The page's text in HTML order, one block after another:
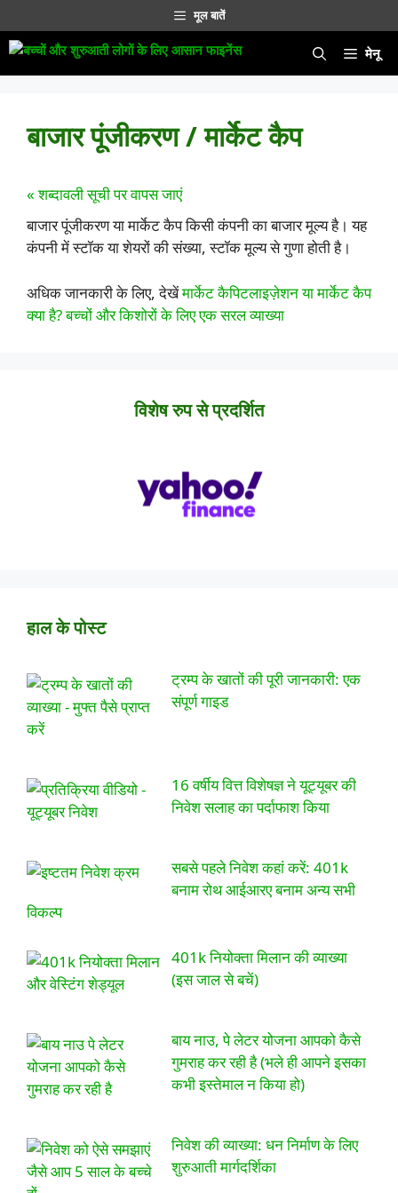
पर
जाएं
मूल बातें
मेनू
बाजार पूंजीकरण / मार्केट कैप
« शब्दावली सूची पर वापस जाएं
बाजार पूंजीकरण या मार्केट कैप किसी कंपनी का बाजार मूल्य है। यह
कंपनी में स्टॉक या शेयरों की संख्या, स्टॉक मूल्य से गुणा होती है।
अधिक जानकारी के लिए, देखेंमार्केट कैपिटलाइज़ेशन या मार्केट कैप
क्या है? बच्चों और किशोरों के लिए एक सरल व्याख्या
विशेष रुप से प्रदर्शित
हाल के पोस्ट
ट्रम्प के खातों की पूरी जानकारी: एक
संपूर्ण गाइड
16 वर्षीय वित्त विशेषज्ञ ने यूट्यूबर की
निवेश सलाह का पर्दाफाश किया
सबसे पहले निवेश कहां करें: 401k
बनाम रोथ आईआरए बनाम अन्य सभी
विकल्प
401k नियोक्ता मिलान की व्याख्या
(इस जाल से बचें)
बाय नाउ, पे लेटर योजना आपको कैसे
गुमराह कर रही है (भले ही आपने इसका
कभी इस्तेमाल न किया हो)
निवेश की व्याख्या: धन निर्माण के लिए
शुरुआती मार्गदर्शिका